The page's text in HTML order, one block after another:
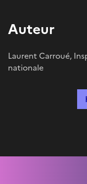
Auteur
Laurent Carroué,
nationale